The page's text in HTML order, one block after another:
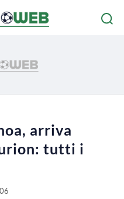
arriva
tutti i